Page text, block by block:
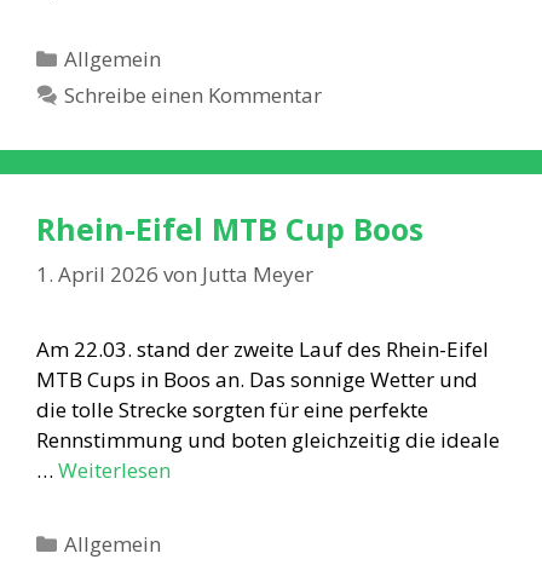
Kategorien
Allgemein
Schreibe einen Kommentar
Rhein-Eifel MTB Cup Boos
1. April 2026 von Jutta Meyer
Am 22.03. stand der zweite Lauf des Rhein-Eifel
MTB Cups in Boos an. Das sonnige Wetter und
die tolle Strecke sorgten für eine perfekte
Rennstimmung und boten gleichzeitig die ideale
… Weiterlesen
Kategorien
Allgemein